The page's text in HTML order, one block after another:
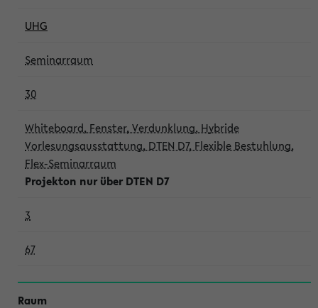
UHG
Seminarraum
30
Whiteboard, Fenster, Verdunklung, Hybride
Vorlesungsausstattung, DTEN D7, Flexible Bestuhlung,
Flex-Seminarraum
Projekton nur über DTEN D7
3
67